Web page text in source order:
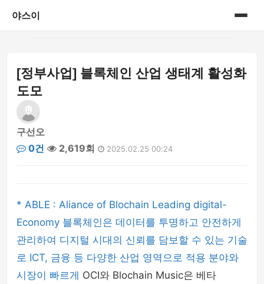
야스이
게시판
[정부사업] 블록체인 산업 생태계 활성화
도모
구선오
0건
2,619회 2025.02.25 00:24
* ABLE : Aliance of Blochain Leading digital-
Economy 블록체인은 데이터를 투명하고 안전하게
관리하여 디지털 시대의 신뢰를 담보할 수 있는 기술
로 ICT, 금융 등 다양한 산업 영역으로 적용 분야와
시장이 빠르게 OCI와 Blochain Music은 베타